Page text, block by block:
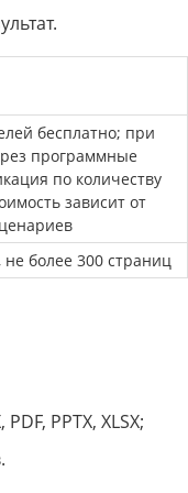
бесплатно; при
программные
по количеству
зависит от
более 300 страниц
PPTX, XLSX;